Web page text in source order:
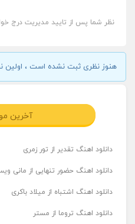
نظر شما پس از تایید مدیریت درج
هنوز نظری ثبت نشده است ، اولین
آخرین
دانلود اهنگ تقدیر از تور زمری
دانلود اهنگ حضور تنهایی از مانی
دانلود اهنگ اشتباه از میلاد باکری
دانلود اهنگ تروما از مستر